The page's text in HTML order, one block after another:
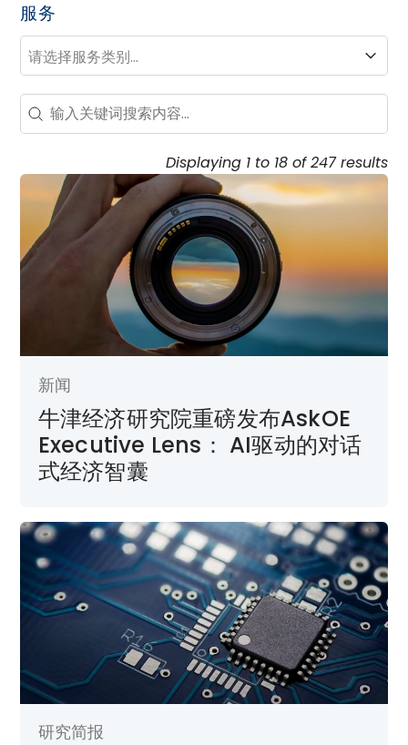
服务
服务
服务
Search – Resource Hub
Search content
Displaying 1 to 18 of 247 results
新闻
牛津经济研究院重磅发布AskOE
Executive Lens： AI驱动的对话
式经济智囊
研究简报